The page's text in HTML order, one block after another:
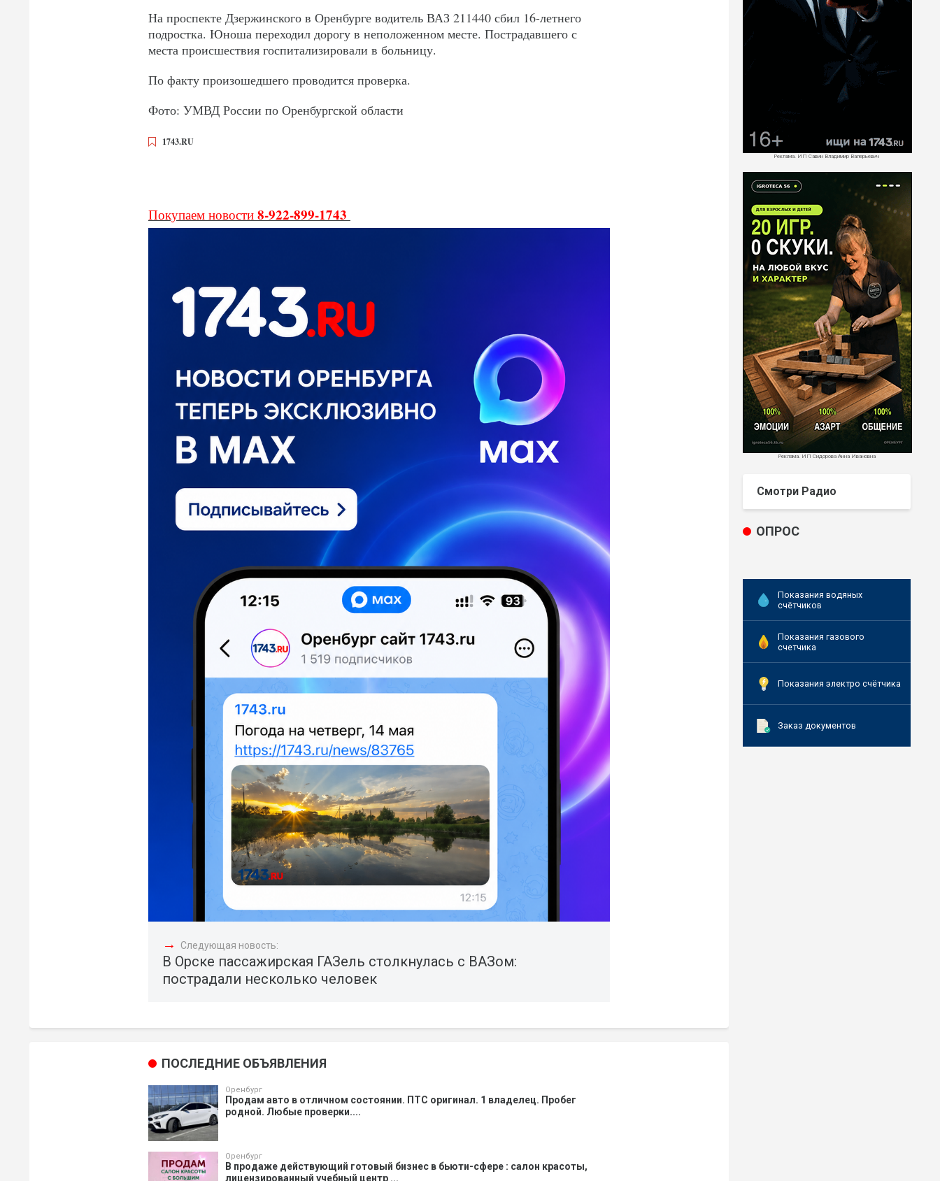
На проспекте Дзержинского в Оренбурге водитель ВАЗ 211440 сбил 16-летнего
подростка. Юноша переходил дорогу в неположенном месте. Пострадавшего с
места происшествия госпитализировали в больницу.
По факту произошедшего проводится проверка.
Фото: УМВД России по Оренбургской области
1743.RU
Покупаем новости 8-922-899-1743
→ Следующая новость:
В Орске пассажирская ГАЗель столкнулась с ВАЗом:
пострадали несколько человек
ПОСЛЕДНИЕ ОБЪЯВЛЕНИЯ
Оренбург
Продам авто в отличном состоянии. ПТС оригинал. 1 владелец. Пробег
родной. Любые проверки....
Оренбург
В продаже действующий готовый бизнес в бьюти-сфере : салон красоты,
лицензированный учебный центр ...
Реклама. ИП Савин Владимир Валерьевич
Реклама. ИП Сидорова Анна Ивановна
Смотри Радио
ОПРОС
Показания водяных
счётчиков
Показания газового
счетчика
Показания электро счётчика
Заказ документов